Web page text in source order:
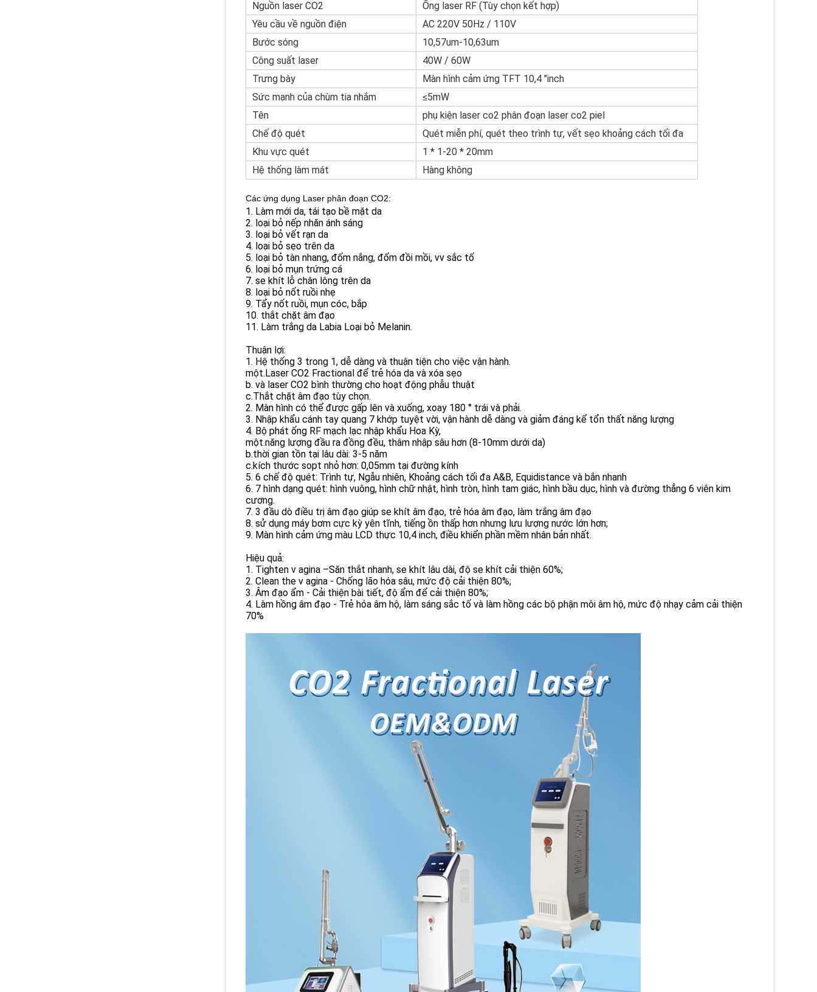
Nguồn laser CO2
Ống laser RF (Tùy chọn kết hợp)
Yêu cầu về nguồn điện
AC 220V 50Hz / 110V
Bước sóng
10,57um-10,63um
Công suất laser
40W / 60W
Trưng bày
Màn hình cảm ứng TFT 10,4 "inch
Sức mạnh của chùm tia nhắm
≤5mW
Tên
phụ kiện laser co2 phân đoạn laser co2 piel
Chế độ quét
Quét miễn phí, quét theo trình tự, vết sẹo khoảng cách tối đa
Khu vực quét
1 * 1-20 * 20mm
Hệ thống làm mát
Hàng không
Các ứng dụng Laser phân đoạn CO2:
1. Làm mới da, tái tạo bề mặt da
2. loại bỏ nếp nhăn ánh sáng
3. loại bỏ vết rạn da
4. loại bỏ sẹo trên da
5. loại bỏ tàn nhang, đốm nắng, đốm đồi mồi, vv sắc tố
6. loại bỏ mụn trứng cá
7. se khít lỗ chân lông trên da
8. loại bỏ nốt ruồi nhẹ
9. Tẩy nốt ruồi, mụn cóc, bắp
10. thắt chặt âm đạo
11. Làm trắng da Labia Loại bỏ Melanin.
Thuận lợi:
1. Hệ thống 3 trong 1, dễ dàng và thuận tiện cho việc vận hành.
một.Laser CO2 Fractional để trẻ hóa da và xóa sẹo
b. và laser CO2 bình thường cho hoạt động phẫu thuật
c.Thắt chặt âm đạo tùy chọn.
2. Màn hình có thể được gấp lên và xuống, xoay 180 ° trái và phải.
3. Nhập khẩu cánh tay quang 7 khớp tuyệt vời, vận hành dễ dàng và giảm đáng kể tổn thất năng lượng
4. Bộ phát ống RF mạch lạc nhập khẩu Hoa Kỳ,
một.năng lượng đầu ra đồng đều, thâm nhập sâu hơn (8-10mm dưới da)
b.thời gian tồn tại lâu dài: 3-5 năm
c.kích thước sopt nhỏ hơn: 0,05mm tại đường kính
5. 6 chế độ quét: Trình tự, Ngẫu nhiên, Khoảng cách tối đa A&B, Equidistance và bắn nhanh
6. 7 hình dạng quét: hình vuông, hình chữ nhật, hình tròn, hình tam giác, hình bầu dục, hình và đường thẳng 6 viên kim
cương.
7. 3 đầu dò điều trị âm đạo giúp se khít âm đạo, trẻ hóa âm đạo, làm trắng âm đạo
8. sử dụng máy bơm cực kỳ yên tĩnh, tiếng ồn thấp hơn nhưng lưu lượng nước lớn hơn;
9. Màn hình cảm ứng màu LCD thực 10,4 inch, điều khiển phần mềm nhân bản nhất.
Hiệu quả:
1. Tighten v agina –Săn thắt nhanh, se khít lâu dài, độ se khít cải thiện 60%;
2. Clean the v agina - Chống lão hóa sâu, mức độ cải thiện 80%;
3. Âm đạo ẩm - Cải thiện bài tiết, độ ẩm để cải thiện 80%;
4. Làm hồng âm đạo - Trẻ hóa âm hộ, làm sáng sắc tố và làm hồng các bộ phận môi âm hộ, mức độ nhạy cảm cải thiện
70%